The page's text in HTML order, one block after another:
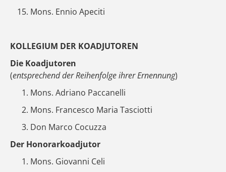
Mons. Ennio Apeciti
KOLLEGIUM DER KOADJUTOREN
Die Koadjutoren
(entsprechend der Reihenfolge ihrer Ernennung)
Mons. Adriano Paccanelli
Mons. Francesco Maria Tasciotti
Don Marco Cocuzza
Der Honorarkoadjutor
Mons. Giovanni Celi